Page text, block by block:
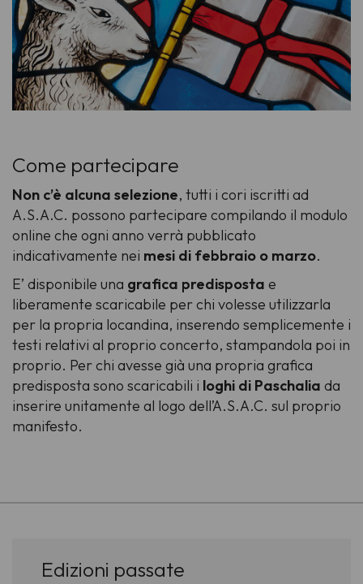
Come partecipare
Non c’è alcuna selezione, tutti i cori iscritti ad
A.S.A.C. possono partecipare compilando il modulo
online che ogni anno verrà pubblicato
indicativamente nei mesi di febbraio o marzo.
E’ disponibile una grafica predisposta e
liberamente scaricabile per chi volesse utilizzarla
per la propria locandina, inserendo semplicemente i
testi relativi al proprio concerto, stampandola poi in
proprio. Per chi avesse già una propria grafica
predisposta sono scaricabili i loghi di Paschalia da
inserire unitamente al logo dell’A.S.A.C. sul proprio
manifesto.
Edizioni passate